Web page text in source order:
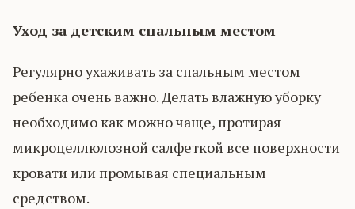
Уход за детским спальным местом
Регулярно ухаживать за спальным местом
ребенка очень важно. Делать влажную уборку
необходимо как можно чаще, протирая
микроцеллюлозной салфеткой все поверхности
кровати или промывая специальным
средством.